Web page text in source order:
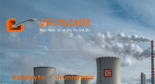
Anasayfa Ürünlerimiz